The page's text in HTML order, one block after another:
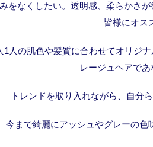
をなくしたい。透明感、柔らかさ
皆様にオス
1人の肌色や髪質に合わせてオリジ
レージュヘアであ
トレンドを取り入れながら、自分
今まで綺麗にアッシュやグレーの色